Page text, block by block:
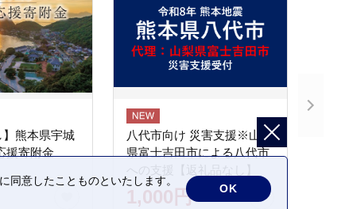
】熊本県宇城
援寄附金
八代市向け 災害支援※山梨
県富士吉田市による八代市
への支援【返礼品なし】
1,000円
意したことものといたします。
OK